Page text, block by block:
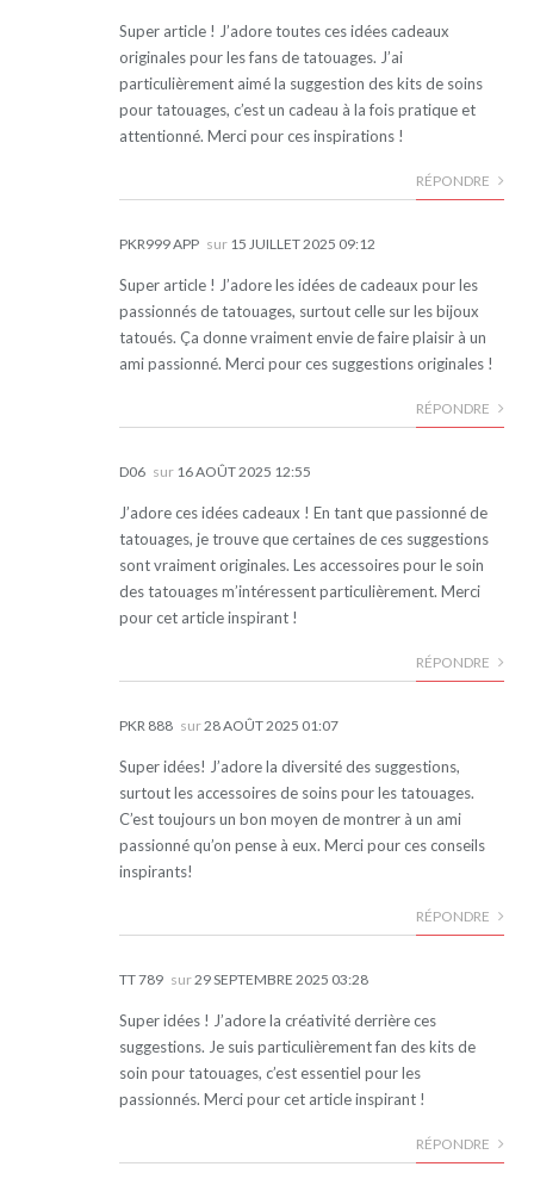
Super article ! J’adore toutes ces idées cadeaux
originales pour les fans de tatouages. J’ai
particulièrement aimé la suggestion des kits de soins
pour tatouages, c’est un cadeau à la fois pratique et
attentionné. Merci pour ces inspirations !
RÉPONDRE
PKR999 APP sur 15 JUILLET 2025 09:12
Super article ! J’adore les idées de cadeaux pour les
passionnés de tatouages, surtout celle sur les bijoux
tatoués. Ça donne vraiment envie de faire plaisir à un
ami passionné. Merci pour ces suggestions originales !
RÉPONDRE
D06 sur 16 AOÛT 2025 12:55
J’adore ces idées cadeaux ! En tant que passionné de
tatouages, je trouve que certaines de ces suggestions
sont vraiment originales. Les accessoires pour le soin
des tatouages m’intéressent particulièrement. Merci
pour cet article inspirant !
RÉPONDRE
PKR 888 sur28 AOÛT 2025 01:07
Super idées! J’adore la diversité des suggestions,
surtout les accessoires de soins pour les tatouages.
C’est toujours un bon moyen de montrer à un ami
passionné qu’on pense à eux. Merci pour ces conseils
inspirants!
RÉPONDRE
TT 789 sur29 SEPTEMBRE 2025 03:28
Super idées ! J’adore la créativité derrière ces
suggestions. Je suis particulièrement fan des kits de
soin pour tatouages, c’est essentiel pour les
passionnés. Merci pour cet article inspirant !
RÉPONDRE